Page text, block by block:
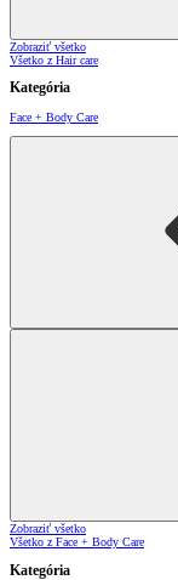
Zobraziť všetko
Všetko z Hair care
Kategória
Face + Body Care
Zobraziť všetko
Všetko z Face + Body Care
Kategória